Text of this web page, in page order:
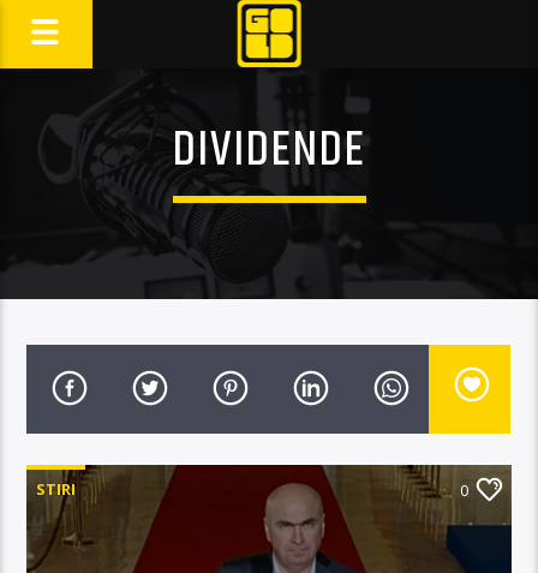
DIVIDENDE
STIRI 0